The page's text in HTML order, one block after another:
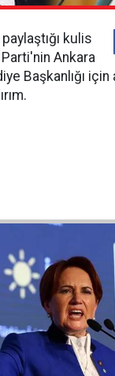
kulis
Ankara
Başkanlığı için